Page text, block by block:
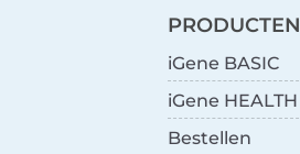
PRODUCTEN
iGene BASIC
iGene HEALTH
Bestellen